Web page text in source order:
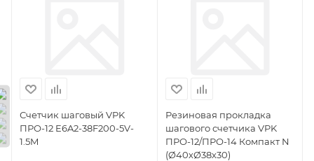
Счетчик шаговый VPK
ПРО-12 E6A2-38F200-5V-
1.5M
Резиновая прокладка
шагового счетчика VPK
ПРО-12/ПРО-14 Компакт N
(Ø40хØ38х30)